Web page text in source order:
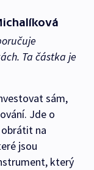
Ta částka je
sám,
Jde o
na
jsou
který